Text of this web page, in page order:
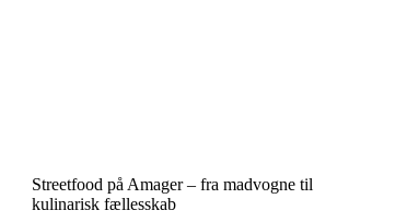
Streetfood på Amager – fra madvogne til
kulinarisk fællesskab